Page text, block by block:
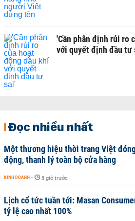
'Cần phân định rủi ro
với quyết định đầu tư
Đọc nhiều nhất
Một thương hiệu thời trang Việt
động, thanh lý toàn bộ cửa hàng
KINH DOANH - 8 giờ trước
Lịch cổ tức tuần tới: Masan
tỷ lệ cao nhất 100%